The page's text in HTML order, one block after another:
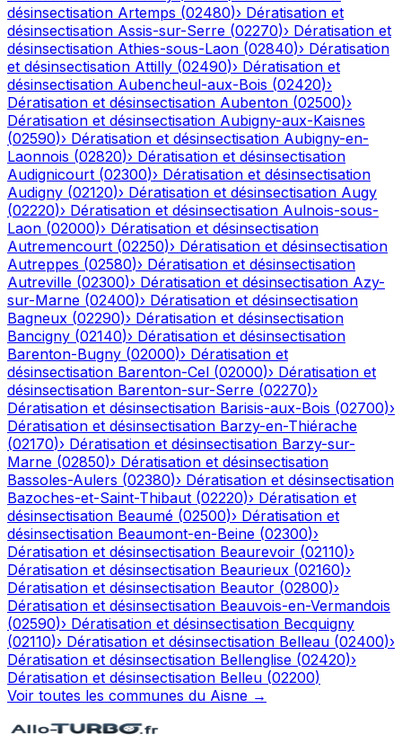
désinsectisation Artemps (02480)› Dératisation et
désinsectisation Assis-sur-Serre (02270)› Dératisation et
désinsectisation Athies-sous-Laon (02840)› Dératisation
et désinsectisation Attilly (02490)› Dératisation et
désinsectisation Aubencheul-aux-Bois (02420)›
Dératisation et désinsectisation Aubenton (02500)›
Dératisation et désinsectisation Aubigny-aux-Kaisnes
(02590)› Dératisation et désinsectisation Aubigny-en-
Laonnois (02820)› Dératisation et désinsectisation
Audignicourt (02300)› Dératisation et désinsectisation
Audigny (02120)› Dératisation et désinsectisation Augy
(02220)› Dératisation et désinsectisation Aulnois-sous-
Laon (02000)› Dératisation et désinsectisation
Autremencourt (02250)› Dératisation et désinsectisation
Autreppes (02580)› Dératisation et désinsectisation
Autreville (02300)› Dératisation et désinsectisation Azy-
sur-Marne (02400)› Dératisation et désinsectisation
Bagneux (02290)› Dératisation et désinsectisation
Bancigny (02140)› Dératisation et désinsectisation
Barenton-Bugny (02000)› Dératisation et
désinsectisation Barenton-Cel (02000)› Dératisation et
désinsectisation Barenton-sur-Serre (02270)›
Dératisation et désinsectisation Barisis-aux-Bois (02700)›
Dératisation et désinsectisation Barzy-en-Thiérache
(02170)› Dératisation et désinsectisation Barzy-sur-
Marne (02850)› Dératisation et désinsectisation
Bassoles-Aulers (02380)› Dératisation et désinsectisation
Bazoches-et-Saint-Thibaut (02220)› Dératisation et
désinsectisation Beaumé (02500)› Dératisation et
désinsectisation Beaumont-en-Beine (02300)›
Dératisation et désinsectisation Beaurevoir (02110)›
Dératisation et désinsectisation Beaurieux (02160)›
Dératisation et désinsectisation Beautor (02800)›
Dératisation et désinsectisation Beauvois-en-Vermandois
(02590)› Dératisation et désinsectisation Becquigny
(02110)› Dératisation et désinsectisation Belleau (02400)›
Dératisation et désinsectisation Bellenglise (02420)›
Dératisation et désinsectisation Belleu (02200)
Voir toutes les communes du Aisne →